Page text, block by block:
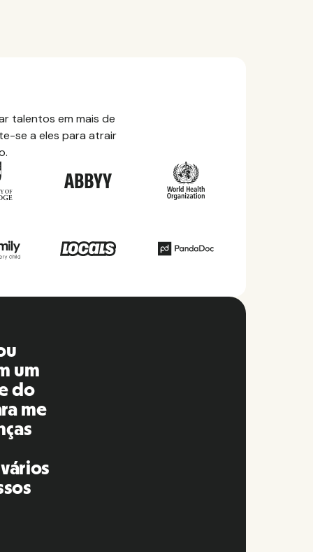
talentos em mais de
se a eles para atrair
é
no
e
a